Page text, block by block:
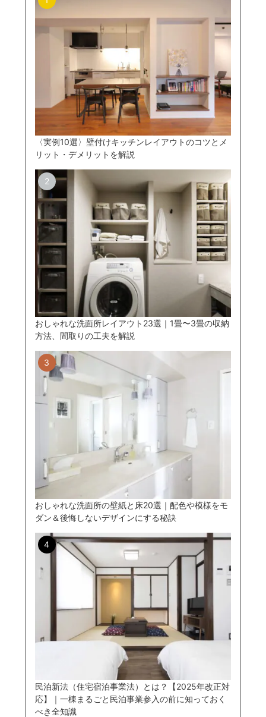
〈実例10選〉壁付けキッチンレイアウトのコツとメ
リット・デメリットを解説
おしゃれな洗面所レイアウト23選｜1畳〜3畳の収納
方法、間取りの工夫を解説
おしゃれな洗面所の壁紙と床20選｜配色や模様をモ
ダン＆後悔しないデザインにする秘訣
民泊新法（住宅宿泊事業法）とは？【2025年改正対
応】｜一棟まるごと民泊事業参入の前に知っておく
べき全知識